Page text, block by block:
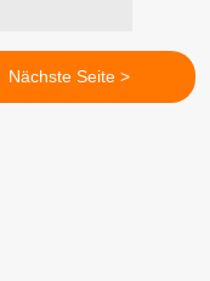
Nächste Seite >